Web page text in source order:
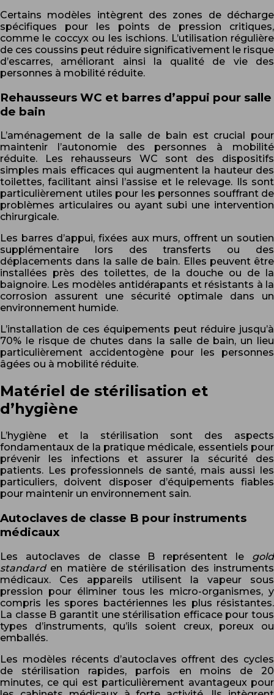
Certains modèles intègrent des zones de décharge
spécifiques pour les points de pression critiques,
comme le coccyx ou les ischions. L’utilisation régulière
de ces coussins peut réduire significativement le risque
d’escarres, améliorant ainsi la qualité de vie des
personnes à mobilité réduite.
Rehausseurs WC et barres d’appui pour salle
de bain
L’aménagement de la salle de bain est crucial pour
maintenir l’autonomie des personnes à mobilité
réduite. Les rehausseurs WC sont des dispositifs
simples mais efficaces qui augmentent la hauteur des
toilettes, facilitant ainsi l’assise et le relevage. Ils sont
particulièrement utiles pour les personnes souffrant de
problèmes articulaires ou ayant subi une intervention
chirurgicale.
Les barres d’appui, fixées aux murs, offrent un soutien
supplémentaire lors des transferts ou des
déplacements dans la salle de bain. Elles peuvent être
installées près des toilettes, de la douche ou de la
baignoire. Les modèles antidérapants et résistants à la
corrosion assurent une sécurité optimale dans un
environnement humide.
L’installation de ces équipements peut réduire jusqu’à
70% le risque de chutes dans la salle de bain, un lieu
particulièrement accidentogène pour les personnes
âgées ou à mobilité réduite.
Matériel de stérilisation et
d’hygiène
L’hygiène et la stérilisation sont des aspects
fondamentaux de la pratique médicale, essentiels pour
prévenir les infections et assurer la sécurité des
patients. Les professionnels de santé, mais aussi les
particuliers, doivent disposer d’équipements fiables
pour maintenir un environnement sain.
Autoclaves de classe B pour instruments
médicaux
Les autoclaves de classe B représentent le gold
standard en matière de stérilisation des instruments
médicaux. Ces appareils utilisent la vapeur sous
pression pour éliminer tous les micro-organismes, y
compris les spores bactériennes les plus résistantes.
La classe B garantit une stérilisation efficace pour tous
types d’instruments, qu’ils soient creux, poreux ou
emballés.
Les modèles récents d’autoclaves offrent des cycles
de stérilisation rapides, parfois en moins de 20
minutes, ce qui est particulièrement avantageux pour